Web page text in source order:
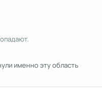
именно эту область